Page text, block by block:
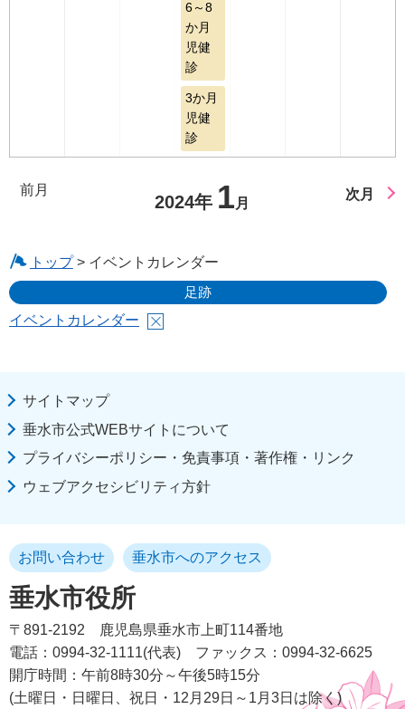
6～8
か月
児健
診
3か月
児健
診
前月
2024年 1 月
次月
トップ> イベントカレンダー
足跡
イベントカレンダー
サイトマップ
垂水市公式WEBサイトについて
プライバシーポリシー・免責事項・著作権・リンク
ウェブアクセシビリティ方針
垂水市役所
お問い合わせ 垂水市へのアクセス
〒891-2192
鹿児島県垂水市上町114番地
電話：0994-32-1111(代表)
ファックス：0994-32-6625
開庁時間：午前8時30分～午後5時15分
(土曜日・日曜日、祝日・12月29日～1月3日は除く)